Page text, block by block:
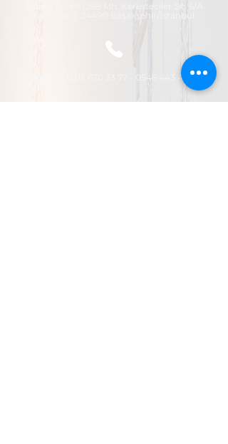
İkitelli OSB Mh. Keresteciler Sit. 6/A
Blok Kat:3, 34490 Başakşehir/İstanbul
0212 670 33 77 - 0546 443 47 27